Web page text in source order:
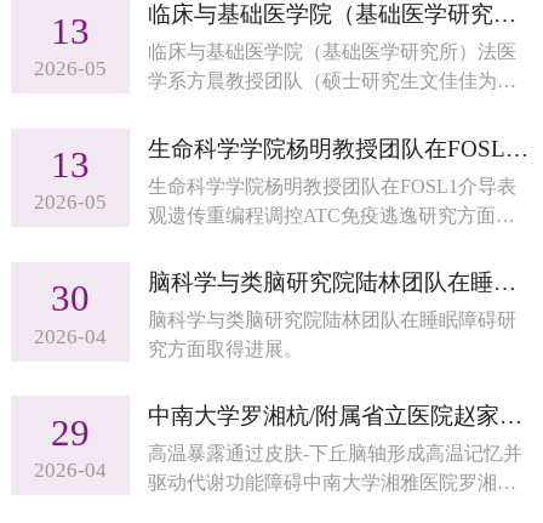
13
2026-05
临床与基础医学院（基础医学研究所）方晨团队在法医学年龄推断方面取得进展
临床与基础医学院（基础医学研究所）法医
学系方晨教授团队（硕士研究生文佳佳为文
队在法医学年龄推断研究方面取得进展
13
2026-05
生命科学学院杨明教授团队在FOSL1介导表观遗传重编程调控ATC免疫逃逸研究方面取得进展
生命科学学院杨明教授团队在FOSL1介导表
观遗传重编程调控ATC免疫逃逸研究方面取
30
2026-04
脑科学与类脑研究院陆林团队在睡眠障碍研究方面取得进展
脑科学与类脑研究院陆林团队在睡眠障碍研
究方面取得进展。
29
2026-04
中南大学罗湘杭/附属省立医院赵家军团队在代谢性疾病研究方面取得进展
高温暴露通过皮肤-下丘脑轴形成高温记忆并
驱动代谢功能障碍中南大学湘雅医院罗湘杭